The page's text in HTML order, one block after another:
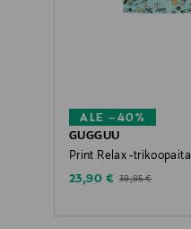
ALE –40%
GUGGUU
Print Relax -trikoopaita
Discounted Price
23,90 € Original Price
39,95 €